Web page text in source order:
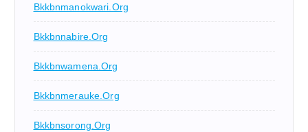
Bkkbnmanokwari.org
Bkkbnnabire.org
Bkkbnwamena.org
Bkkbnmerauke.org
Bkkbnsorong.org